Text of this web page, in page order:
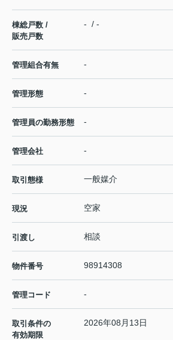
棟総戸数 /
販売戸数
- / -
管理組合有無 -
管理形態 -
管理員の勤務形態 -
管理会社 -
取引態様 一般媒介
現況 空家
引渡し 相談
物件番号 98914308
管理コード -
取引条件の
有効期限
2026年08月13日